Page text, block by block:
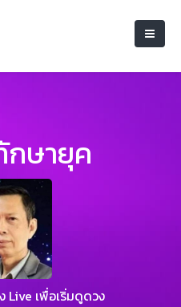
ษายุค
Live เพื่อเริ่มดูดวง